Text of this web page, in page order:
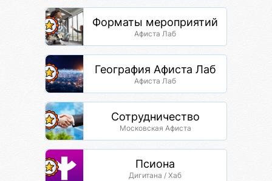
Форматы мероприятий
Афиста Лаб
География Афиста Лаб
Афиста Лаб
Сотрудничество
Московская Афиста
Псиона
Дигитана / Хаб